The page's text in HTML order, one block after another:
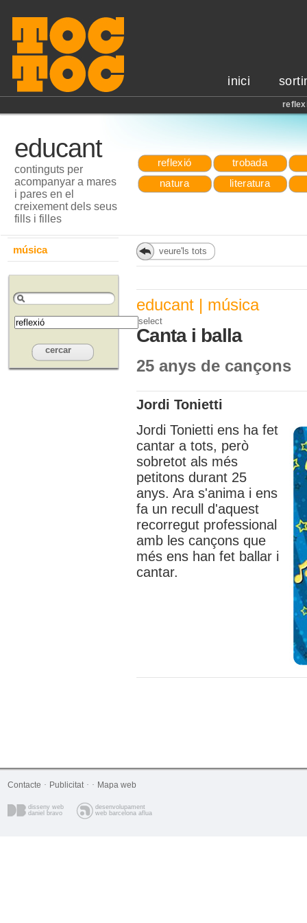
inici
reflexió
trobada
natura
literatura
educant
continguts per
acompanyar a mares
i pares en el
creixement dels seus
fills i filles
música
select
veure'ls tots
educant | música
Canta i balla
25 anys de cançons
Jordi Tonietti
Jordi Tonietti ens ha fet
cantar a tots, però
sobretot als més
petitons durant 25
anys. Ara s'anima i ens
fa un recull d'aquest
recorregut professional
amb les cançons que
més ens han fet ballar i
cantar.
Contacte · Publicitat · · Mapa web
disseny web
daniel bravo
desenvolupament
web barcelona aflua